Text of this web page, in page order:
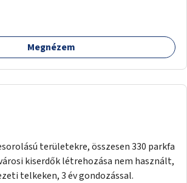
hogy a téren legyenek formájukban,
pontok, mezítlábas ösvények, az
Megnézem
területekre, összesen 330 parkfa
kiserdők létrehozása nem használt,
telkeken, 3 év gondozással.